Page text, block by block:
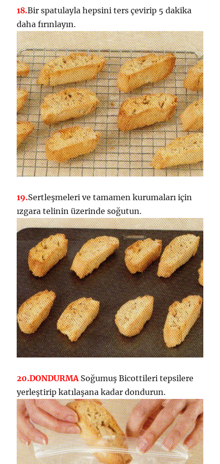
18.Bir spatulayla hepsini ters çevirip 5 dakika
daha fırınlayın.
19.Sertleşmeleri ve tamamen kurumaları için
ızgara telinin üzerinde soğutun.
20.DONDURMA Soğumuş Bicottileri tepsilere
yerleştirip katılaşana kadar dondurun.